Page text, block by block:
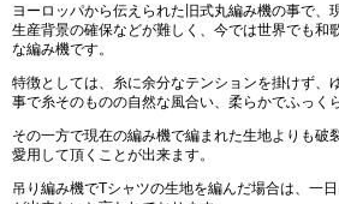
ヨーロッパから伝えられた旧式丸編み機の事で、
生産背景の確保などが難しく、今では世界でも和
な編み機です。
特徴としては、糸に余分なテンションを掛けず、
事で糸そのものの自然な風合い、柔らかでふっく
その一方で現在の編み機で編まれた生地よりも破
愛用して頂くことが出来ます。
吊り編み機でTシャツの生地を編んだ場合は、一